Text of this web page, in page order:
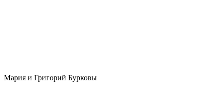
Мария и Григорий Бурковы